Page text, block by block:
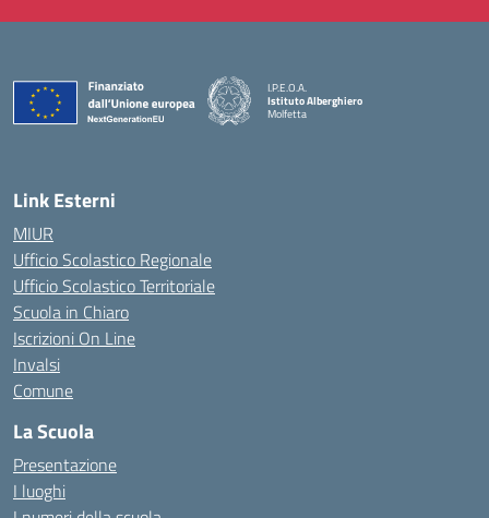
I.P.E.O.A.
Istituto Alberghiero
Molfetta
Link Esterni
MIUR
Ufficio Scolastico Regionale
Ufficio Scolastico Territoriale
Scuola in Chiaro
Iscrizioni On Line
Invalsi
Comune
La Scuola
Presentazione
I luoghi